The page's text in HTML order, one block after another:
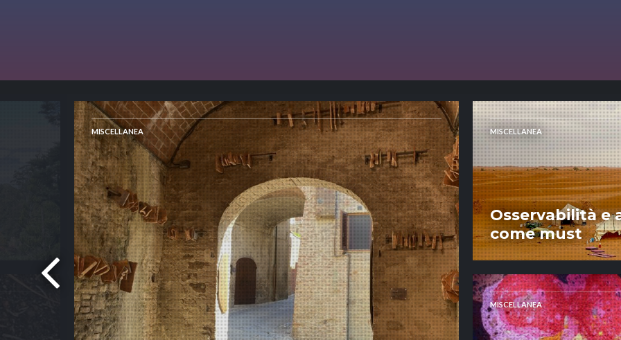
MISCELLANEA MISCELLANEA
Osservabilità e
come must
MISCELLANEA